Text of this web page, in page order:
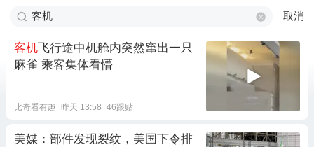
取消
客机飞行途中机舱内突然窜出一只
麻雀 乘客集体看懵
比奇看有趣 昨天 13:58 46跟贴
美媒：部件发现裂纹，美国下令排